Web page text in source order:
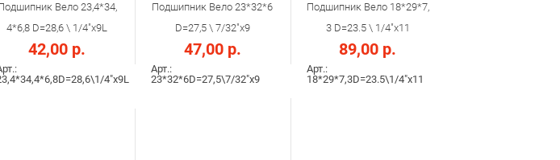
Вело 23,4*34,
4*6,8 D=28,6 \ 1/4"х9L
42,00 р.
4"х9L
Подшипник Вело 23*32*6
D=27,5 \ 7/32"х9
47,00 р.
Арт.:
23*32*6D=27,5\7/32"х9
Подшипник Вело 18*29*7,
3 D=23.5 \ 1/4"х11
89,00 р.
Арт.:
18*29*7,3D=23.5\1/4"х11